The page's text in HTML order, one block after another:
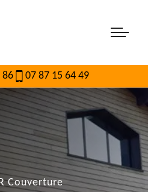
86 07 87 15 64 49
Couverture